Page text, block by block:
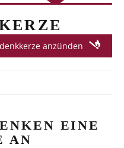
anzünden
EINE
AN